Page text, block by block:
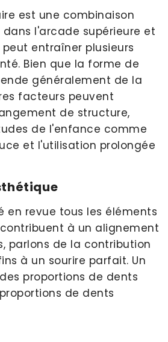
est une combinaison
l'arcade supérieure et
entraîner plusieurs
Bien que la forme de
généralement de la
facteurs peuvent
de structure,
de l'enfance comme
et l'utilisation prolongée
en revue tous les éléments
à un alignement
parlons de la contribution
à un sourire parfait. Un
proportions de dents
de dents